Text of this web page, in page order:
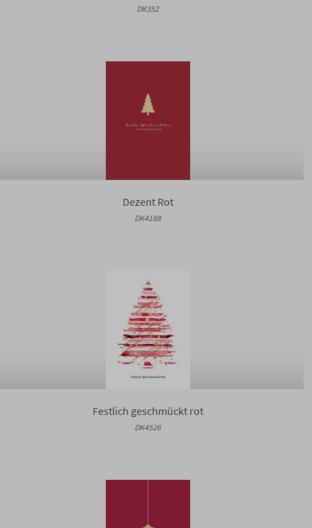
DK352
Dezent Rot
DK4188
Festlich geschmückt rot
DK4526